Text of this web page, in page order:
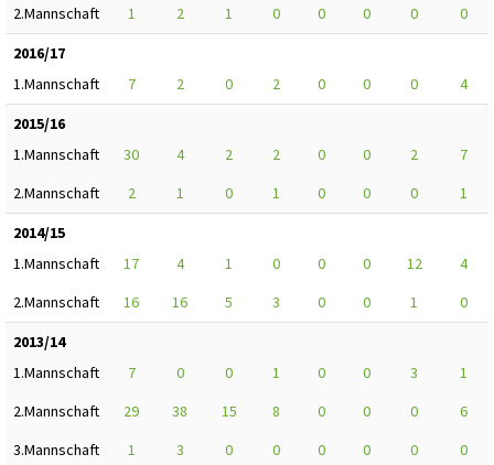
2.Mannschaft
1 2 1 0 0 0 0
0
2016/17
1.Mannschaft
7 2 0 2 0 0 0
4
2015/16
1.Mannschaft
30 4 2 2 0 0 2
7
2.Mannschaft
2 1 0 1 0 0 0
1
2014/15
1.Mannschaft
17 4 1 0 0 0 12
4
2.Mannschaft
16 16 5 3 0 0 1
0
2013/14
1.Mannschaft
7 0 0 1 0 0 3
1
2.Mannschaft
29 38 15 8 0 0 0
6
3.Mannschaft
1 3 0 0 0 0 0
0